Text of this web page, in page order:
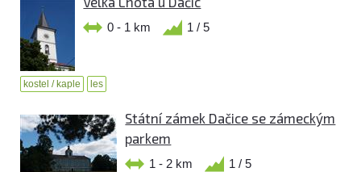
0 - 1 km 1 / 5
kostel / kaple les
Státní zámek Dačice se zámeckým
parkem
1 - 2 km 1 / 5